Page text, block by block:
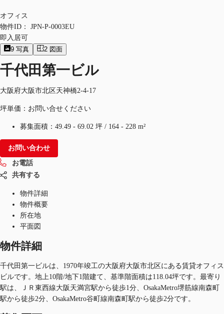
オフィス
物件ID：
JPN-P-0003EU
即入居可
9 写真 2 図面
千代田第一ビル
大阪府大阪市北区天神橋2-4-17
坪単価：お問い合せください
募集面積： 49.49 - 69.02 坪 / 164 - 228 m²
お問い合わせ
お電話
共有する
物件詳細
物件概要
所在地
平面図
物件詳細
千代田第一ビルは、1970年竣工の大阪府大阪市北区にある賃貸オフィス
ビルです。地上10階/地下1階建て、基準階面積は118.04坪です。最寄り
駅は、ＪＲ東西線大阪天満宮駅から徒歩1分、OsakaMetro堺筋線南森町
駅から徒歩2分、OsakaMetro谷町線南森町駅から徒歩2分です。